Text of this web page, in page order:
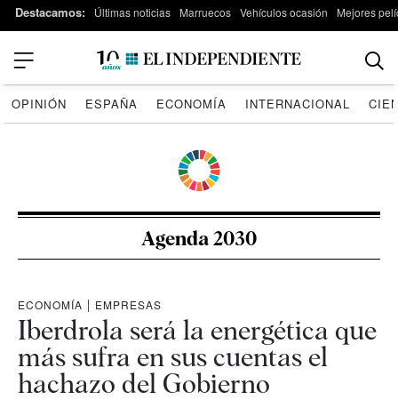
Destacamos: Últimas noticias Marruecos Vehículos ocasión Mejores
OPINIÓN ESPAÑA ECONOMÍA INTERNACIONAL
Agenda 2030
ECONOMÍA | EMPRESAS
Iberdrola será la energética que
más sufra en sus cuentas el
hachazo del Gobierno